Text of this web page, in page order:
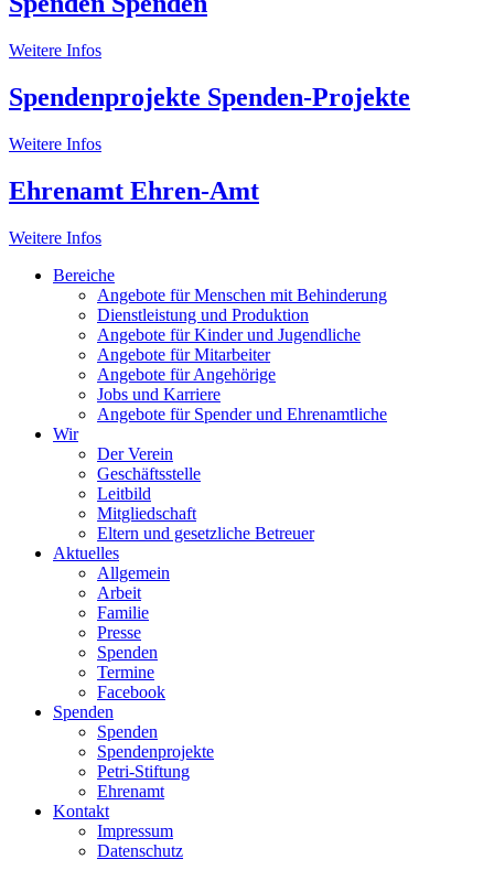
Weitere Infos
Spendenprojekte Spenden-Projekte
Weitere Infos
Ehrenamt Ehren-Amt
Weitere Infos
Bereiche
Angebote für Menschen mit Behinderung
Dienstleistung und Produktion
Angebote für Kinder und Jugendliche
Angebote für Mitarbeiter
Angebote für Angehörige
Jobs und Karriere
Angebote für Spender und Ehrenamtliche
Wir
Der Verein
Geschäftsstelle
Leitbild
Mitgliedschaft
Eltern und gesetzliche Betreuer
Aktuelles
Allgemein
Arbeit
Familie
Presse
Spenden
Termine
Facebook
Spenden
Spenden
Spendenprojekte
Petri-Stiftung
Ehrenamt
Kontakt
Impressum
Datenschutz